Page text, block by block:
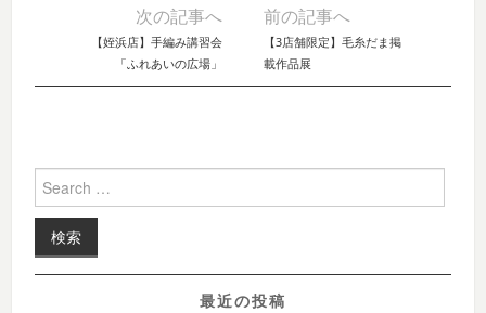
Post navigation
次の記事へ
【姪浜店】手編み講習会
「ふれあいの広場」
前の記事へ
【3店舗限定】毛糸だま掲
載作品展
Search for:
最近の投稿